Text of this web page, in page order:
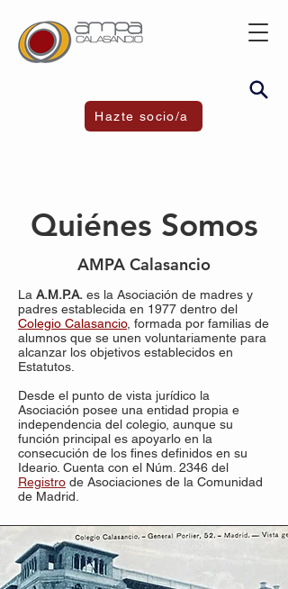
Hazte socio/a
Quiénes Somos
AMPA Calasancio
La A.M.P.A. es la Asociación de madres y
padres establecida en 1977 dentro del
Colegio Calasancio, formada por familias de
alumnos que se unen voluntariamente para
alcanzar los objetivos establecidos en
Estatutos.
Desde el punto de vista jurídico la
Asociación posee una entidad propia e
independencia del colegio, aunque su
función principal es apoyarlo en la
consecución de los fines definidos en su
Ideario. Cuenta con el Núm. 2346 del
Registro de Asociaciones de la Comunidad
de Madrid.